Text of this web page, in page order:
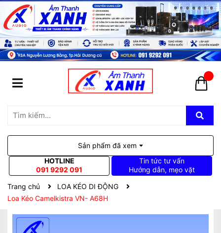
Sản phẩm đã xem
HOTLINE
091 9292 091
Tin tức tư vấn
Hướng dẫn, mẹo vặt
Trang chủ
LOA KÉO DI ĐỘNG
Loa Kéo Camelkistra VN- A68H